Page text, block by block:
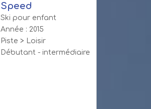
Speed
Ski pour enfant
Année : 2015
Piste > Loisir
Débutant - intermédiaire